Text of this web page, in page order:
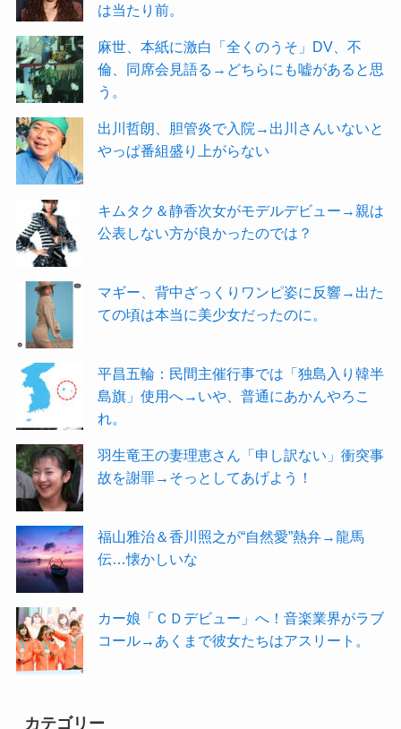
は当たり前。
麻世、本紙に激白「全くのうそ」DV、不
倫、同席会見語る→どちらにも嘘があると思
う。
出川哲朗、胆管炎で入院→出川さんいないと
やっぱ番組盛り上がらない
キムタク＆静香次女がモデルデビュー→親は
公表しない方が良かったのでは？
マギー、背中ざっくりワンピ姿に反響→出た
ての頃は本当に美少女だったのに。
平昌五輪：民間主催行事では「独島入り韓半
島旗」使用へ→いや、普通にあかんやろこ
れ。
羽生竜王の妻理恵さん「申し訳ない」衝突事
故を謝罪→そっとしてあげよう！
福山雅治＆香川照之が“自然愛”熱弁→龍馬
伝…懐かしいな
カー娘「ＣＤデビュー」へ！音楽業界がラブ
コール→あくまで彼女たちはアスリート。
カテゴリー